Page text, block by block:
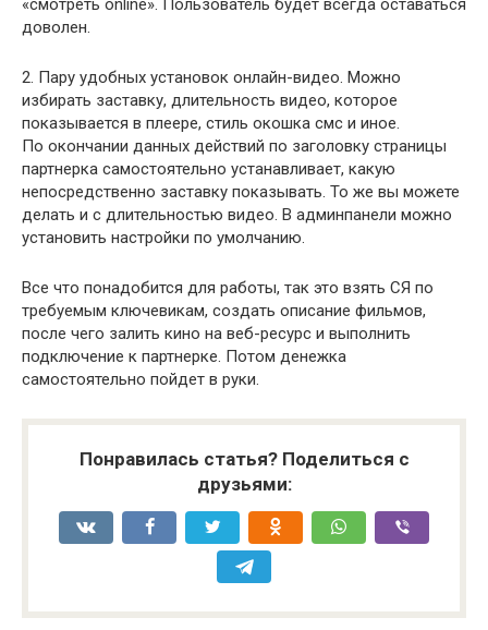
«смотреть online». Пользователь будет всегда оставаться
доволен.
2. Пару удобных установок онлайн-видео. Можно
избирать заставку, длительность видео, которое
показывается в плеере, стиль окошка смс и иное.
По окончании данных действий по заголовку страницы
партнерка самостоятельно устанавливает, какую
непосредственно заставку показывать. То же вы можете
делать и с длительностью видео. В админпанели можно
установить настройки по умолчанию.
Все что понадобится для работы, так это взять СЯ по
требуемым ключевикам, создать описание фильмов,
после чего залить кино на веб-ресурс и выполнить
подключение к партнерке. Потом денежка
самостоятельно пойдет в руки.
Понравилась статья? Поделиться с
друзьями: